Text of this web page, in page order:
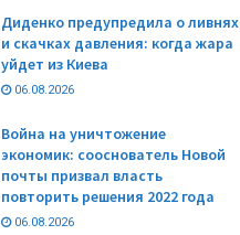
Диденко предупредила о ливнях
и скачках давления: когда жара
уйдет из Киева
06.08.2026
Война на уничтожение
экономик: сооснователь Новой
почты призвал власть
повторить решения 2022 года
06.08.2026